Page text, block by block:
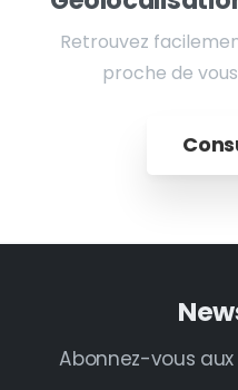
Retrouvez
proche de
Abonnez-vous